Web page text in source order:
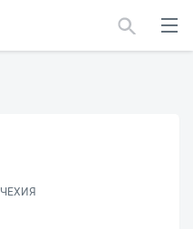
ЧЕХИЯ